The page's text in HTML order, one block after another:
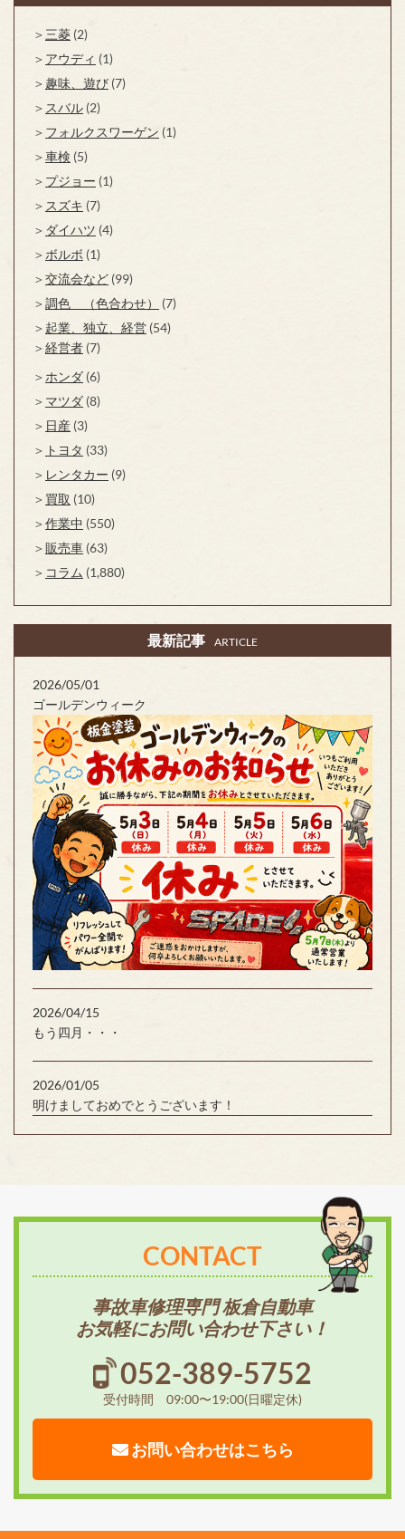
三菱 (2)
アウディ (1)
趣味、遊び (7)
スバル (2)
フォルクスワーゲン (1)
車検 (5)
プジョー (1)
スズキ (7)
ダイハツ (4)
ボルボ (1)
交流会など (99)
調色 （色合わせ）
(7)
起業、独立、経営 (54)
経営者 (7)
ホンダ (6)
マツダ (8)
日産 (3)
トヨタ (33)
レンタカー (9)
買取 (10)
作業中 (550)
販売車 (63)
コラム (1,880)
最新記事 ARTICLE
2026/05/01
ゴールデンウィーク
2026/04/15
もう四月・・・
2026/01/05
明けましておめでとうございます！
CONTACT
事故車修理専門 板倉自動車
お気軽にお問い合わせ下さい！
052-389-5752
受付時間 09:00〜19:00(日曜定休)
お問い合わせはこちら